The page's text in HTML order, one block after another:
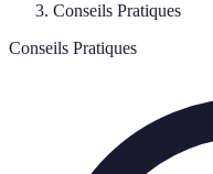
Conseils Pratiques
Conseils Pratiques